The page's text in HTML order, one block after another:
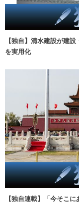
【独自】清水建設が建
を実用化
【独自連載】「今そこ